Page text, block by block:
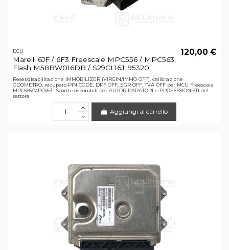
ECU
Marelli 6JF / 6F3 Freescale MPC556 / MPC563,
Flash M58BW016DB / S29CL16J, 95320
120,00 €
Reset/disabilitazione IMMOBILIZER (VIRGIN/IMMO OFF), calibrazione
ODOMETRO, recupero PIN CODE, DPF OFF, EGR OFF, TVA OFF per MCU Freescale
MPC556/MPC563. Sconti disponibili per AUTORIPARATORI e PROFESSIONISTI del
settore
Aggiungi al carrello